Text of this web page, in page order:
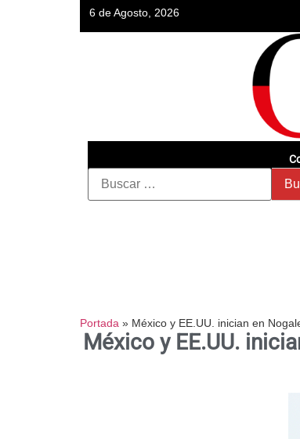
6 de Agosto, 2026
Portada » México y EE.UU. inician en
México y EE.UU.